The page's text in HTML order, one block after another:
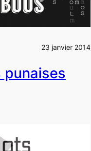
23 janvier 2014
punaises